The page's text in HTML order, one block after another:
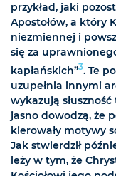
przykład, jaki
Apostołów, a który
niezmiennej i
się za
kapłańskich”3. Te
uzupełnia innymi
wykazują
jasno dowodzą, że
kierowały motywy
Jak stwierdził
leży w tym, że